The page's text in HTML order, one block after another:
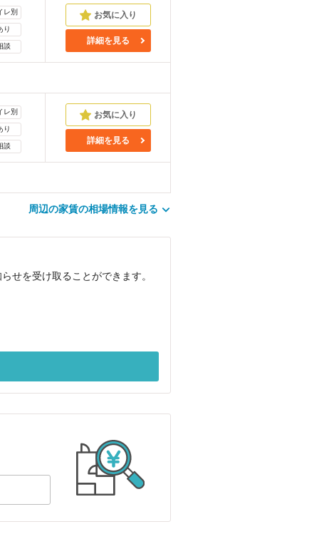
レ別
り
談
詳細を見る
レ別
り
談
詳細を見る
周辺の家賃の相場情報を見る
せを受け取ることができます。